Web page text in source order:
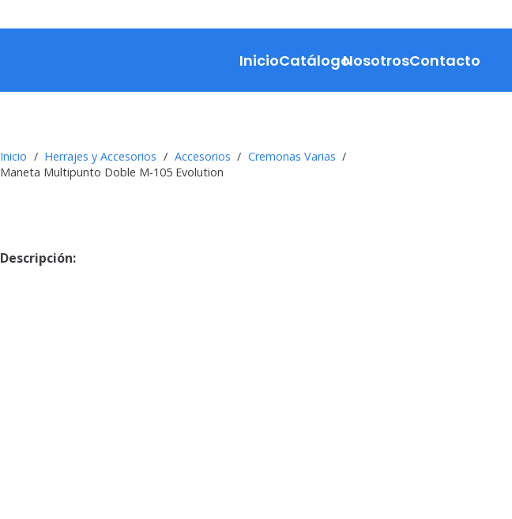
InicioCatálogoNosotrosContacto
Inicio / Herrajes y Accesorios / Accesorios / Cremonas Varias /
Maneta Multipunto Doble M-105 Evolution
Descripción: